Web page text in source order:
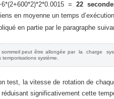
= 22
en moyenne un temps
en partie par le paragraphe
peut être allongée par la charge
système.
test, la vitesse de rotation de
significativement cette